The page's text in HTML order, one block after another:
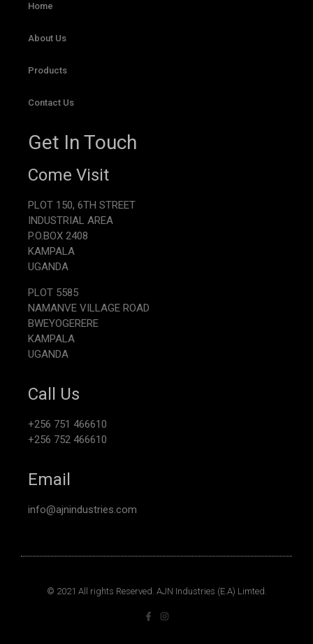
Home
About Us
Products
Contact Us
Get In Touch
Come Visit
PLOT 150, 6TH STREET
INDUSTRIAL AREA
P.O.BOX 2408
KAMPALA
UGANDA
PLOT 5585
NAMANVE VILLAGE ROAD
BWEYOGERERE
KAMPALA
UGANDA
Call Us
+256 751 466610
+256 752 466610
Email
info@ajnindustries.com
© 2021 All rights Reserved. AJN Industries (E.A) Limted.